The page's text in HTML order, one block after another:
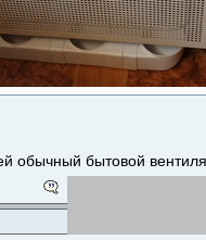
обычный бытовой